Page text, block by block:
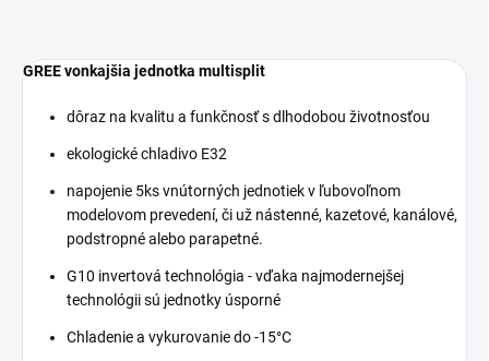
GREE vonkajšia jednotka multisplit
dôraz na kvalitu a funkčnosť s dlhodobou životnosťou
ekologické chladivo E32
napojenie 5ks vnútorných jednotiek v ľubovoľnom
modelovom prevedení, či už nástenné, kazetové, kanálové,
podstropné alebo parapetné.
G10 invertová technológia - vďaka najmodernejšej
technológii sú jednotky úsporné
Chladenie a vykurovanie do -15°C